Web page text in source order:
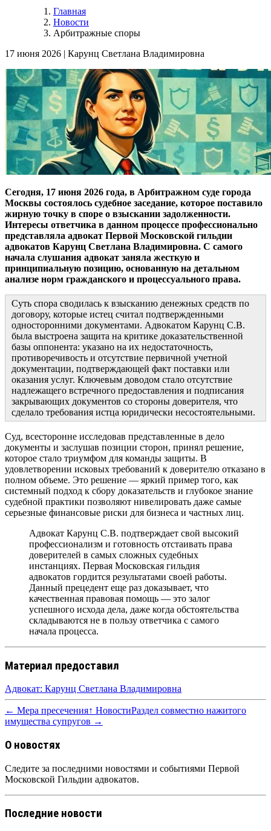
Главная
Новости
Арбитражные споры
17 июня 2026 | Карунц Светлана Владимировна
Сегодня, 17 июня 2026 года, в Арбитражном суде города
Москвы состоялось судебное заседание, которое поставило
жирную точку в споре о взыскании задолженности.
Интересы ответчика в данном процессе профессионально
представляла адвокат Первой Московской гильдии
адвокатов Карунц Светлана Владимировна. С самого
начала слушания адвокат заняла жесткую и
принципиальную позицию, основанную на детальном
анализе норм гражданского и процессуального права.
Суть спора сводилась к взысканию денежных средств по
договору, которые истец считал подтвержденными
односторонними документами. Адвокатом Карунц С.В.
была выстроена защита на критике доказательственной
базы оппонента: указано на их недостаточность,
противоречивость и отсутствие первичной учетной
документации, подтверждающей факт поставки или
оказания услуг. Ключевым доводом стало отсутствие
надлежащего встречного предоставления и подписания
закрывающих документов со стороны доверителя, что
сделало требования истца юридически несостоятельными.
Суд, всесторонне исследовав представленные в дело
документы и заслушав позиции сторон, принял решение,
которое стало триумфом для команды защиты. В
удовлетворении исковых требований к доверителю отказано в
полном объеме. Это решение — яркий пример того, как
системный подход к сбору доказательств и глубокое знание
судебной практики позволяют нивелировать даже самые
серьезные финансовые риски для бизнеса и частных лиц.
Адвокат Карунц С.В. подтверждает свой высокий
профессионализм и готовность отстаивать права
доверителей в самых сложных судебных
инстанциях. Первая Московская гильдия
адвокатов гордится результатами своей работы.
Данный прецедент еще раз доказывает, что
качественная правовая помощь — это залог
успешного исхода дела, даже когда обстоятельства
складываются не в пользу ответчика с самого
начала процесса.
Материал предоставил
Адвокат: Карунц Светлана Владимировна
← Мера пресечения↑ НовостиРаздел совместно нажитого
имущества супругов →
О новостях
Следите за последними новостями и событиями Первой
Московской Гильдии адвокатов.
Последние новости